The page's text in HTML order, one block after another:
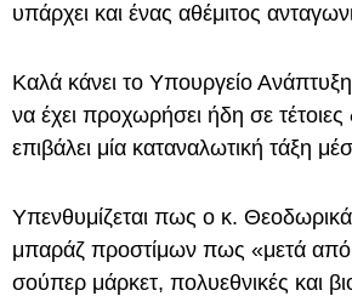
υπάρχει και ένας αθέμιτος
Καλά κάνει το Υπουργείο
να έχει προχωρήσει ήδη σε τέτοιες
επιβάλει μία καταναλωτική τάξη
Υπενθυμίζεται πως ο κ.
μπαράζ προστίμων πως «μετά από
σούπερ μάρκετ, πολυεθνικές και